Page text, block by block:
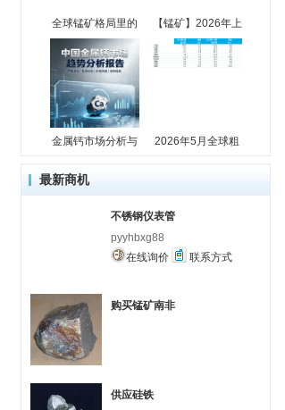
全球锰矿格局里的 【锰矿】2026年上
金属钙市场分析与 2026年5月全球粗
最新商机
不锈钢仪表管
pyyhbxg88
在线询价
联系方式
购买锰矿南非
供应硅铁